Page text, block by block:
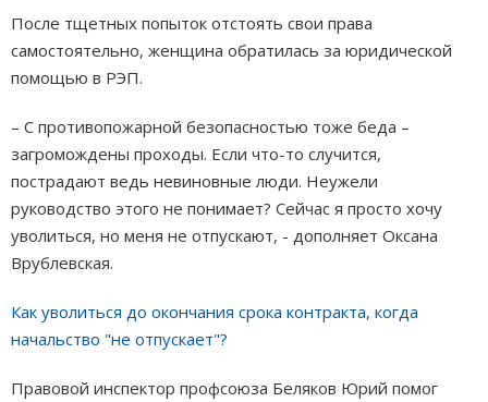
После тщетных попыток отстоять свои права
самостоятельно, женщина обратилась за юридической
помощью в РЭП.
– С противопожарной безопасностью тоже беда –
загромождены проходы. Если что-то случится,
пострадают ведь невиновные люди. Неужели
руководство этого не понимает? Сейчас я просто хочу
уволиться, но меня не отпускают, - дополняет Оксана
Врублевская.
Как уволиться до окончания срока контракта, когда
начальство "не отпускает"?
Правовой инспектор профсоюза Беляков Юрий помог